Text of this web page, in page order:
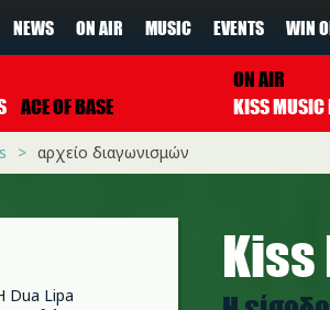
NEWS ON AIR MUSIC EVENTS WIN
ACE OF BASE
ON AIR
αρχείο διαγωνισμών
Dua Lipa
Κiss